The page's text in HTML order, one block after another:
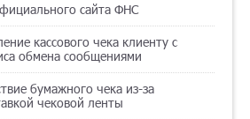
сайта ФНС
кассового чека клиенту с
обмена сообщениями
бумажного чека из-за
чековой ленты